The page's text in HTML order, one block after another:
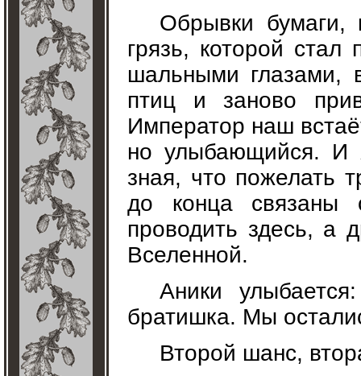
Обрывки бумаги,
грязь, которой
шальными глазами,
птиц и заново
Император наш
но улыбающийся. И
зная, что пожелать
до конца
проводить здесь, а
Вселенной.
Аники
братишка. Мы
Второй шанс,